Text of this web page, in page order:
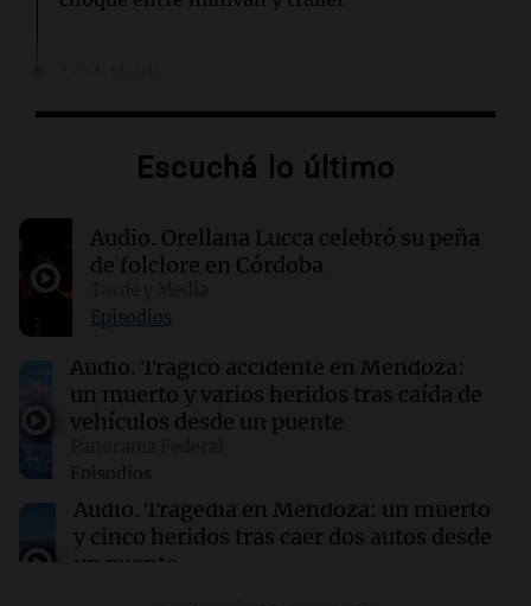
política de videos de cámaras corporales
La Alianza Internacional de Migraña busca
priorizar la enfermedad como un tema de
salud pública
17:00
River se mide ante Tigre en un duelo crucial
para el futuro de Coudet
El Senado de EE.UU. aprueba ley para evitar el
cierre del Gobierno federal antes de elecciones
Escuchá lo último
Audio. Orellana Lucca celebró su peña
de folclore en Córdoba
Episodios
Audio. Trágico accidente en Mendoza:
un muerto y varios heridos tras caída de
vehículos desde un puente
Episodios
Audio. Tragedia en Mendoza: un muerto
y cinco heridos tras caer dos autos desde
un puente